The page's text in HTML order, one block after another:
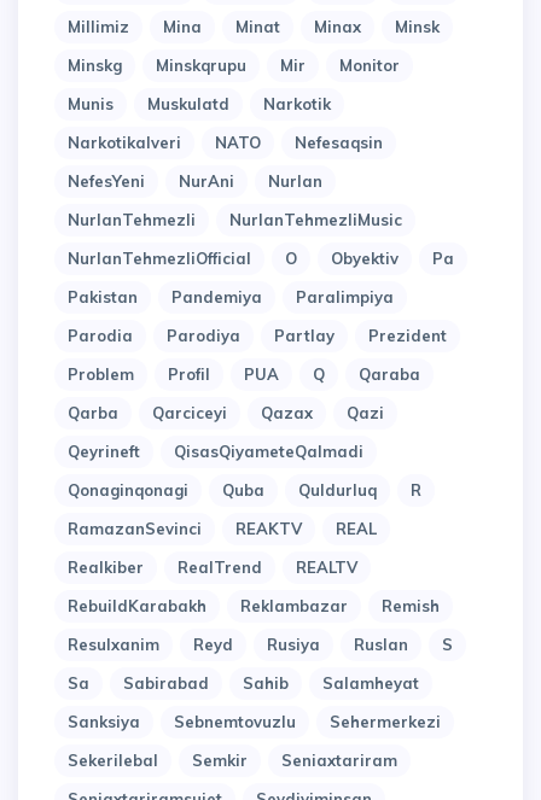
Millimiz
Mina Minat Minax
Minsk
Minskg
Minskqrupu Mir
Monitor
Munis
Muskulatd
Narkotik
Narkotikalveri
NATO
Nefesaqsin
NefesYeni
NurAni
Nurlan
NurlanTehmezli
NurlanTehmezliMusic
NurlanTehmezliOfficial
O Obyektiv
Pa
Pakistan
Pandemiya
Paralimpiya
Parodia
Parodiya Partlay
Prezident
Problem
Profil PUA Q
Qaraba
Qarba
Qarciceyi Qazax
Qazi
Qeyrineft
QisasQiyameteQalmadi
Qonaginqonagi
Quba Quldurluq
R
RamazanSevinci
REAKTV
REAL
Realkiber
RealTrend
REALTV
RebuildKarabakh
Reklambazar
Remish
Resulxanim
Reyd Rusiya Ruslan
S
Sa
Sabirabad Sahib
Salamheyat
Sanksiya
Sebnemtovuzlu
Sehermerkezi
Sekerilebal
Semkir
Seniaxtariram